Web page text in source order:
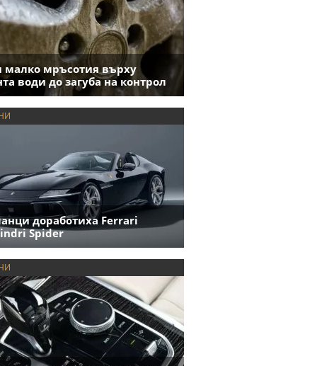
малко мръсотия върху
води до загуба на контрол
доработиха Ferrari
Spider